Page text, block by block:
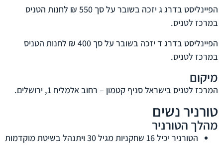
הפיינליסט בדרג ג יזכה בשובר על סך 550 ₪ לחנות הטניס
במרכז לטניס.
הפיינליסט בדרג ד יזכה בשובר על סך 400 ₪ לחנות הטניס
במרכז לטניס.
מיקום
המרכז לטניס בישראל סניף קטמון – רחוב אלמליח 1, ירושלים.
טורניר נשים
מהלך הטורניר
הטורניר יכיל 16 שחקניות מגיל 30 ויתנהל בשיטת מוקדמות